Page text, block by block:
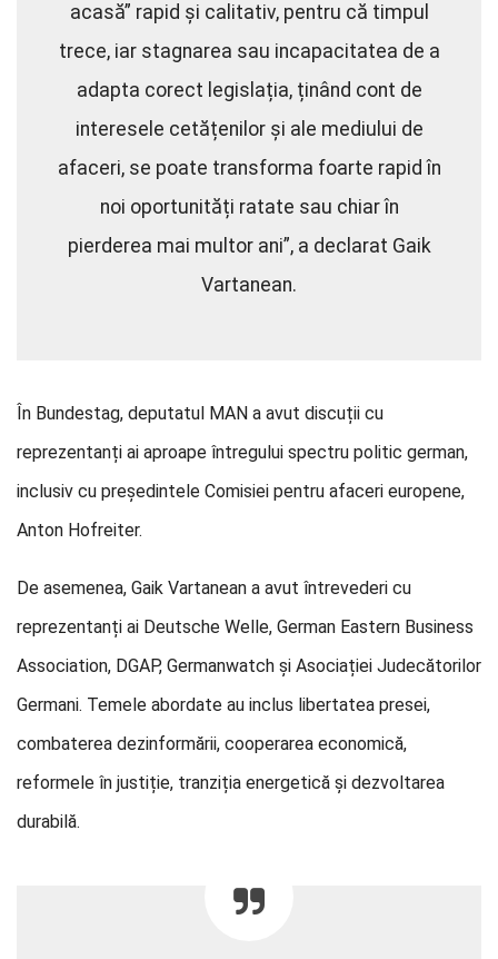
acasă” rapid și calitativ, pentru că timpul
trece, iar stagnarea sau incapacitatea de a
adapta corect legislația, ținând cont de
interesele cetățenilor și ale mediului de
afaceri, se poate transforma foarte rapid în
noi oportunități ratate sau chiar în
pierderea mai multor ani”, a declarat Gaik
Vartanean.
În Bundestag, deputatul MAN a avut discuții cu
reprezentanți ai aproape întregului spectru politic german,
inclusiv cu președintele Comisiei pentru afaceri europene,
Anton Hofreiter.
De asemenea, Gaik Vartanean a avut întrevederi cu
reprezentanți ai Deutsche Welle, German Eastern Business
Association, DGAP, Germanwatch și Asociației Judecătorilor
Germani. Temele abordate au inclus libertatea presei,
combaterea dezinformării, cooperarea economică,
reformele în justiție, tranziția energetică și dezvoltarea
durabilă.